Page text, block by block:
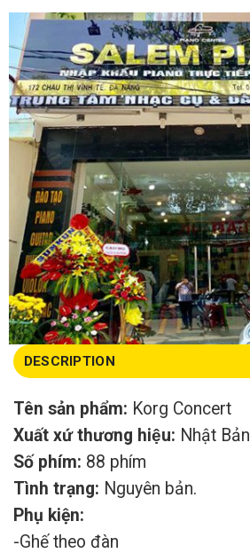
DESCRIPTION
Tên sản phẩm: Korg Concert
Xuất xứ thương hiệu: Nhật Bản
Số phím: 88 phím
Tình trạng: Nguyên bản.
Phụ kiện:
-Ghế theo đàn